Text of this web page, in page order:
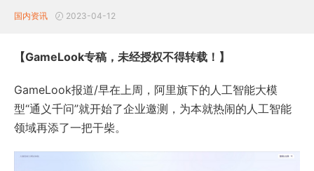
国内资讯 2023-04-12
【GameLook专稿，未经授权不得转载！】
GameLook报道/早在上周，阿里旗下的人工智能大模
型“通义千问”就开始了企业邀测，为本就热闹的人工智能
领域再添了一把干柴。